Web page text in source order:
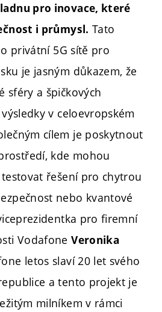
pro inovace, které
i průmysl. Tato
privátní 5G sítě pro
je jasným důkazem, že
sféry a špičkových
v celoevropském
cílem je poskytnout
kde mohou
řešení pro chytrou
nebo kvantové
pro firemní
VodafoneVeronika
letos slaví 20 let svého
a tento projekt je
milníkem v rámci